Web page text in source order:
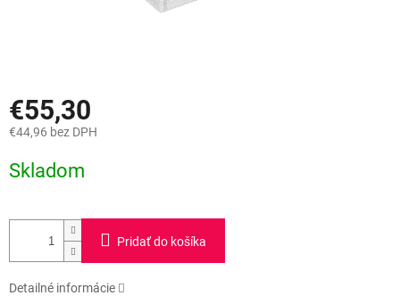
€55,30
€44,96 bez DPH
cena:
Skladom
Pridať do košíka
Detailné informácie